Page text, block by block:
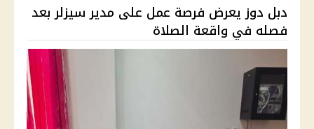
دبل دوز يعرض فرصة عمل على مدير سيزلر بعد
فصله في واقعة الصلاة